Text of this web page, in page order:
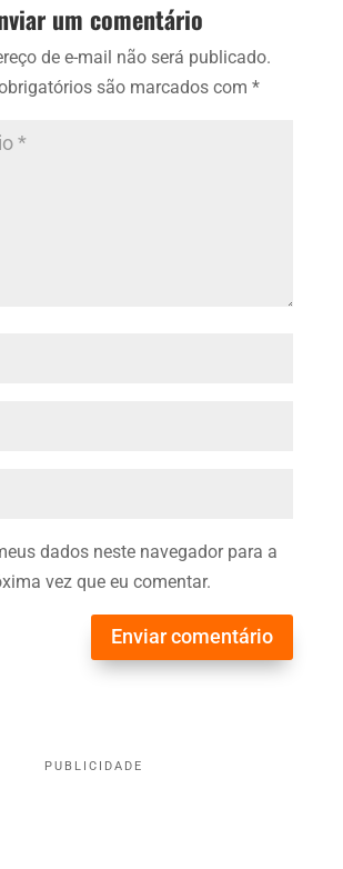
um comentário
de e-mail não será publicado.
são marcados com*
dados neste navegador para a
vez que eu comentar.
Enviar comentário
PUBLICIDADE